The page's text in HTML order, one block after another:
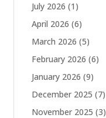
July 2026 (1)
April 2026 (6)
March 2026 (5)
February 2026 (6)
January 2026 (9)
December 2025 (7)
November 2025 (3)